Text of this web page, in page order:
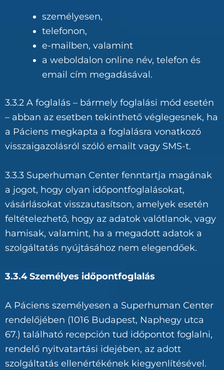
személyesen,
telefonon,
e-mailben, valamint
a weboldalon online név, telefon és
email cím megadásával.
3.3.2 A foglalás – bármely foglalási mód esetén
– abban az esetben tekinthető véglegesnek, ha
a Páciens megkapta a foglalásra vonatkozó
visszaigazolásról szóló emailt vagy SMS-t.
3.3.3 Superhuman Center fenntartja magának
a jogot, hogy olyan időpontfoglalásokat,
vásárlásokat visszautasítson, amelyek esetén
feltételezhető, hogy az adatok valótlanok, vagy
hamisak, valamint, ha a megadott adatok a
szolgáltatás nyújtásához nem elegendőek.
3.3.4 Személyes időpontfoglalás
A Páciens személyesen a Superhuman Center
rendelőjében (1016 Budapest, Naphegy utca
67.) található recepción tud időpontot foglalni,
rendelő nyitvatartási idejében, az adott
szolgáltatás ellenértékének kiegyenlítésével.